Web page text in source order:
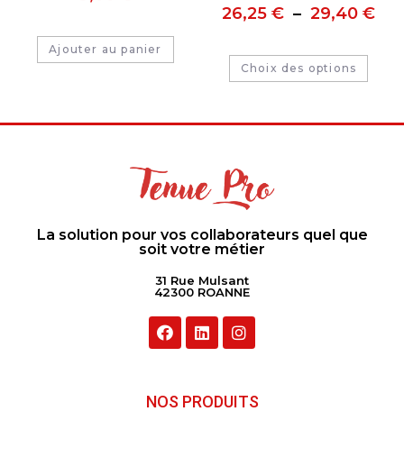
Ajouter au panier
26,25 € – 29,40 €
Choix des options
La solution pour vos collaborateurs quel que
soit votre métier
31 Rue Mulsant
42300 ROANNE
NOS PRODUITS